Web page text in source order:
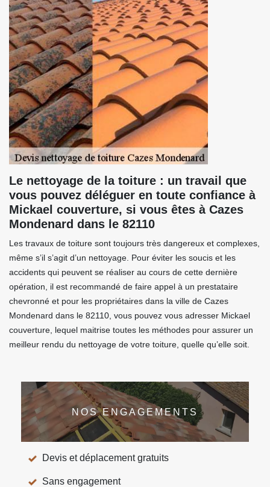
Le nettoyage de la toiture : un travail que
vous pouvez déléguer en toute confiance à
Mickael couverture, si vous êtes à Cazes
Mondenard dans le 82110
Les travaux de toiture sont toujours très dangereux et complexes,
même s’il s’agit d’un nettoyage. Pour éviter les soucis et les
accidents qui peuvent se réaliser au cours de cette dernière
opération, il est recommandé de faire appel à un prestataire
chevronné et pour les propriétaires dans la ville de Cazes
Mondenard dans le 82110, vous pouvez vous adresser Mickael
couverture, lequel maitrise toutes les méthodes pour assurer un
meilleur rendu du nettoyage de votre toiture, quelle qu’elle soit.
NOS ENGAGEMENTS
Devis et déplacement gratuits
Sans engagement